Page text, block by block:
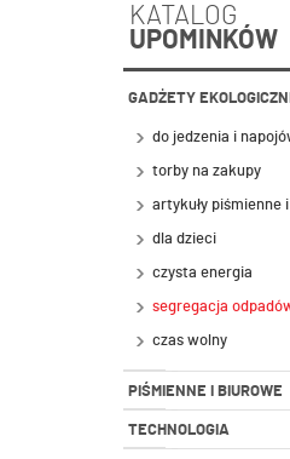
KATALOG
UPOMINKÓW
GADŻETY
do jedzenia i
torby na zakupy
artykuły piśmienne
dla dzieci
czysta energia
segregacja
czas wolny
PIŚMIENNE I BIUROWE
TECHNOLOGIA